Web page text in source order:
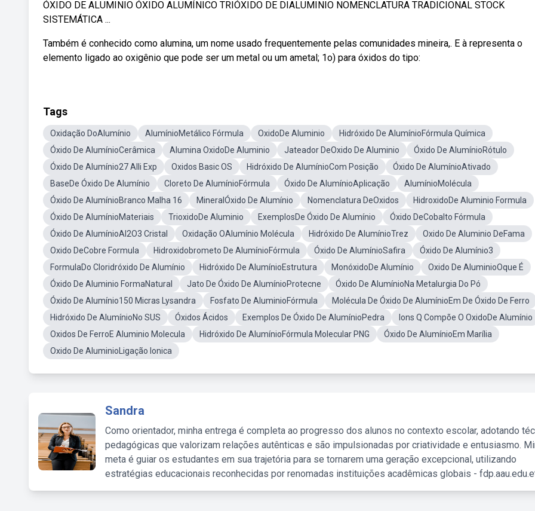
ÓXIDO DE ALUMINIO ÓXIDO ALUMÍNICO TRIÓXIDO DE DIALUMINIO NOMENCLATURA TRADICIONAL STOCK
SISTEMÁTICA ...
Também é conhecido como alumina, um nome usado frequentemente pelas comunidades mineira,. E à representa o
elemento ligado ao oxigênio que pode ser um metal ou um ametal; 1o) para óxidos do tipo:
Tags
Oxidação DoAlumínio AlumínioMetálico Fórmula OxidoDe Aluminio
Hidróxido De AlumínioFórmula Química
Óxido De AlumínioCerâmica
Alumina OxidoDe Aluminio Jateador DeOxido De Aluminio
Óxido De AlumínioRótulo
Óxido De Alumínio27 Alli Exp
Oxidos Basic OS Hidróxido De AlumínioCom Posição
Óxido De AlumínioAtivado
BaseDe Óxido De Alumínio
Cloreto De AlumínioFórmula Óxido De AlumínioAplicação
AlumínioMolécula
Óxido De AlumínioBranco Malha 16
MineralÓxido De Alumínio Nomenclatura DeOxidos
HidroxidoDe Aluminio Formula
Óxido De AlumínioMateriais
TrioxidoDe Aluminio ExemplosDe Óxido De Alumínio
Óxido DeCobalto Fórmula
Óxido De AlumínioAl2O3 Cristal
Oxidação OAlumínio Molécula Hidróxido De AlumínioTrez
Oxido De Aluminio DeFama
Oxido DeCobre Formula
Hidroxidobrometo De AlumínioFórmula Óxido De AlumínioSafira
Óxido De Alumínio3
FormulaDo Cloridróxido De Alumínio
Hidróxido De AlumínioEstrutura MonóxidoDe Alumínio
Oxido De AluminioOque É
Óxido De Aluminio FormaNatural
Jato De Óxido De AlumínioProtecne
Óxido De AlumínioNa Metalurgia Do Pó
Óxido De Alumínio150 Micras Lysandra
Fosfato De AluminioFórmula
Molécula De Óxido De AlumínioEm De Óxido De Ferro
Hidróxido De AlumínioNo SUS
Óxidos Ácidos Exemplos De Óxido De AlumínioPedra
Ions Q Compõe O OxidoDe Alumínio
Oxidos De FerroE Aluminio Molecula
Hidróxido De AlumínioFórmula Molecular PNG
Óxido De AlumínioEm Marília
Oxido De AluminioLigação Ionica
Sandra
Como orientador, minha entrega é completa ao progresso dos alunos no contexto escolar, adotando
pedagógicas que valorizam relações autênticas e são impulsionadas por criatividade e entusiasmo.
meta é guiar os estudantes em sua trajetória para se tornarem uma geração excepcional, utilizando
estratégias educacionais reconhecidas por renomadas instituições acadêmicas globais -